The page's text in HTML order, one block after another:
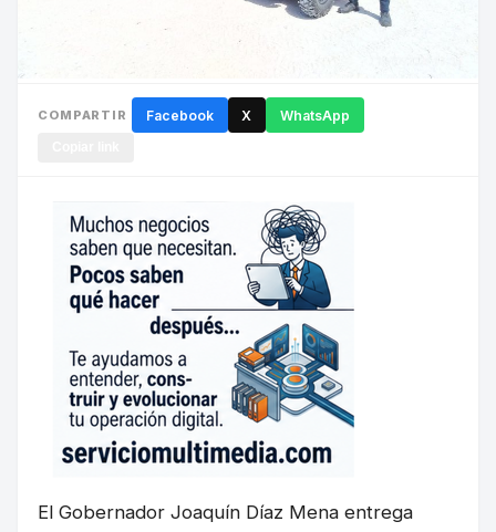
COMPARTIR Facebook X WhatsApp
El Gobernador Joaquín Díaz Mena entrega